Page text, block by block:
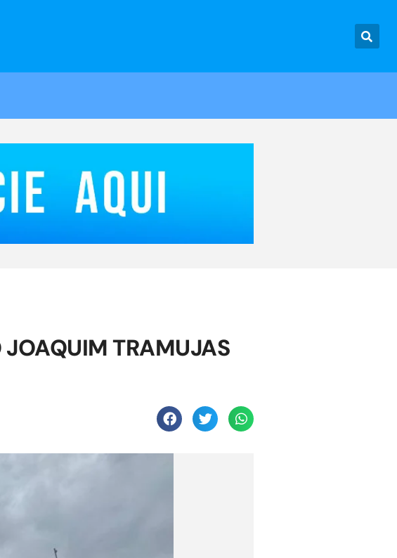
JOAQUIM TRAMUJAS